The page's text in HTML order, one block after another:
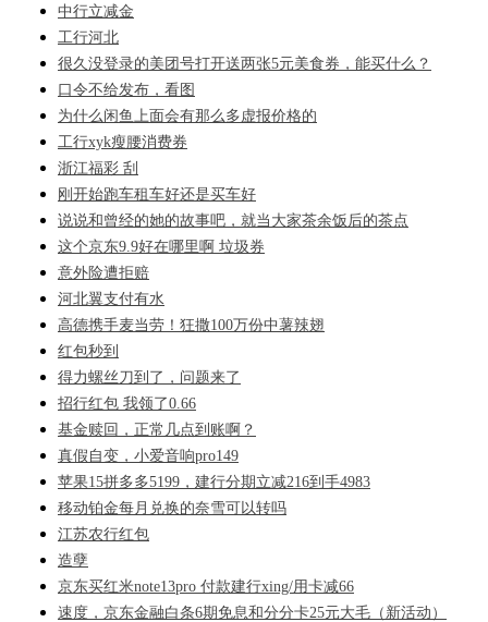
中行立减金
工行河北
很久没登录的美团号打开送两张5元美食券，能买什么？
口令不给发布，看图
为什么闲鱼上面会有那么多虚报价格的
工行xyk瘦腰消费券
浙江福彩 刮
刚开始跑车租车好还是买车好
说说和曾经的她的故事吧，就当大家茶余饭后的茶点
这个京东9.9好在哪里啊 垃圾券
意外险遭拒赔
河北翼支付有水
高德携手麦当劳！狂撒100万份中薯辣翅
红包秒到
得力螺丝刀到了，问题来了
招行红包 我领了0.66
基金赎回，正常几点到账啊？
真假自变，小爱音响pro149
苹果15拼多多5199，建行分期立减216到手4983
移动铂金每月兑换的奈雪可以转吗
江苏农行红包
造孽
京东买红米note13pro 付款建行xing/用卡减66
速度，京东金融白条6期免息和分分卡25元大毛（新活动）